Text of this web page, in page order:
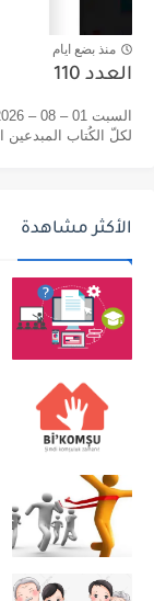
منذ بضع ايام
العدد 110
لكلّ الكُتاب المبدعين
الأكثر مشاهدة